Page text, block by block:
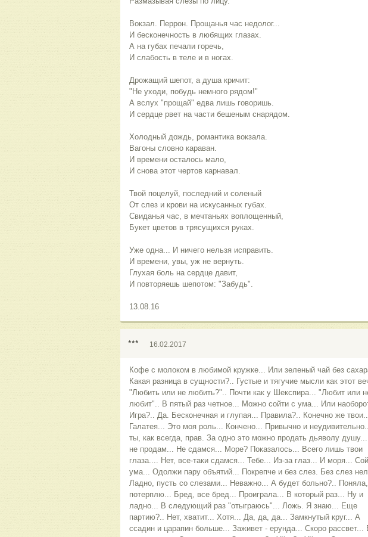
Вокзал. Перрон. Прощанья час недолог...
И бесконечность в любящих глазах.
А на губах печали горечь,
И слабость в теле и в ногах.
Дрожащий шепот, а душа кричит:
"Не уходи, побудь немного рядом!"
А вслух "прощай" едва лишь говоришь.
И сердце рвет на части бешеным снарядом.
Холодный дождь, романтика вокзала.
Вагоны словно караван.
И времени осталось мало,
И снова этот чертов карнавал.
Твой поцелуй, последний и соленый
От слез и крови на искусанных губах.
Свиданья час, в мечтаньях воплощенный,
Букет цветов в трясущихся руках.
Уже одна... И ничего нельзя исправить.
И времени, увы, уж не вернуть.
Глухая боль на сердце давит,
И повторяешь шепотом: "Забудь".
13.08.16
*** 16.02.2017
Кофе с молоком в любимой кружке... Или зеленый чай без
Какая разница в сущности?.. Густые и тягучие мысли как этот
"Любить или не любить?".. Почти как у Шекспира... "Любит или
любит".. В пятый раз четное... Можно сойти с ума... Или
Игра?.. Да. Бесконечная и глупая... Правила?.. Конечно же
Галатея... Это моя роль... Кончено... Привычно и
ты, как всегда, прав. За одно это можно продать дьяволу
не продам... Не сдамся... Море? Показалось... Всего лишь твои
глаза.... Нет, все-таки сдамся... Тебе... Из-за глаз... И моря...
ума... Одолжи пару объятий... Покрепче и без слез. Без слез
Ладно, пусть со слезами... Неважно... А будет больно?.. Поняла,
потерплю... Бред, все бред... Проиграла... В который раз... Ну и
ладно... В следующий раз "отыграюсь"... Ложь. Я знаю... Еще
партию?.. Нет, хватит... Хотя... Да, да, да... Замкнутый круг... А
ссадин и царапин больше... Заживет - ерунда... Скоро рассвет...